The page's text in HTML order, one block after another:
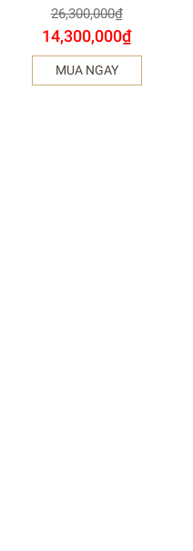
26,300,000₫
14,300,000₫
MUA NGAY